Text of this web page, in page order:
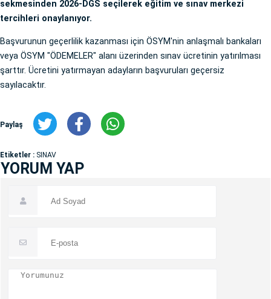
sekmesinden 2026-DGS seçilerek eğitim ve sınav merkezi
tercihleri onaylanıyor.
Başvurunun geçerlilik kazanması için ÖSYM'nin anlaşmalı bankaları
veya ÖSYM "ÖDEMELER" alanı üzerinden sınav ücretinin yatırılması
şarttır. Ücretini yatırmayan adayların başvuruları geçersiz
sayılacaktır.
Paylaş
Etiketler : SINAV
YORUM YAP